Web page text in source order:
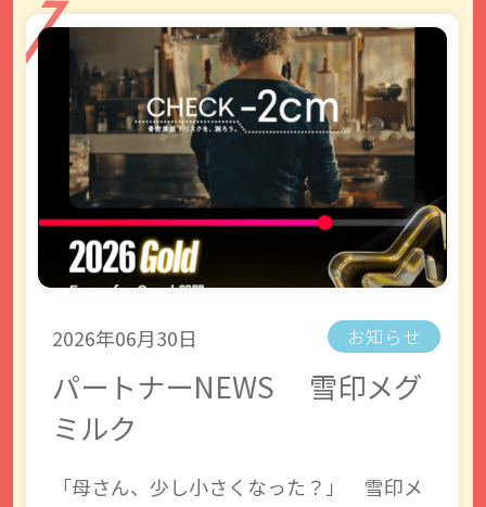
2026年06月30日 お知らせ
パートナーNEWS 雪印メグ
ミルク
「母さん、少し小さくなった？」 雪印メ